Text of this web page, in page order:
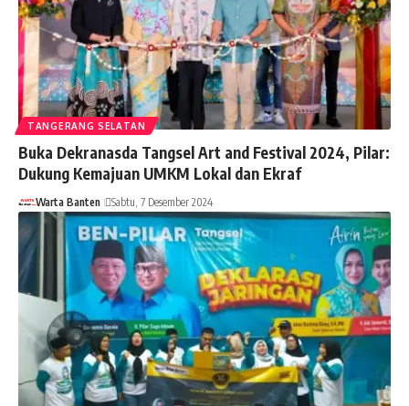
TANGERANG SELATAN
Buka Dekranasda Tangsel Art and Festival 2024, Pilar:
Dukung Kemajuan UMKM Lokal dan Ekraf
Warta Banten Sabtu, 7 Desember 2024